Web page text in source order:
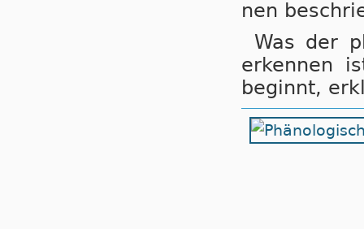
nen
Was der
er­ken­nen
be­ginnt,